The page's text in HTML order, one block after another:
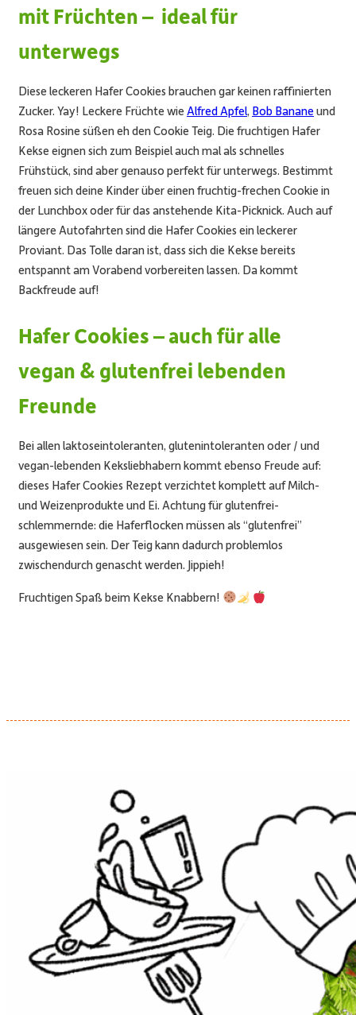
mit Früchten – ideal für
unterwegs
Diese leckeren Hafer Cookies brauchen gar keinen raffinierten
Zucker. Yay! Leckere Früchte wie Alfred Apfel, Bob Bananeund
Rosa Rosine süßen eh den Cookie Teig. Die fruchtigen Hafer
Kekse eignen sich zum Beispiel auch mal als schnelles
Frühstück, sind aber genauso perfekt für unterwegs. Bestimmt
freuen sich deine Kinder über einen fruchtig-frechen Cookie in
der Lunchbox oder für das anstehende Kita-Picknick. Auch auf
längere Autofahrten sind die Hafer Cookies ein leckerer
Proviant. Das Tolle daran ist, dass sich die Kekse bereits
entspannt am Vorabend vorbereiten lassen. Da kommt
Backfreude auf!
Hafer Cookies – auch für alle
vegan & glutenfrei lebenden
Freunde
Bei allen laktoseintoleranten, glutenintoleranten oder / und
vegan-lebenden Keksliebhabern kommt ebenso Freude auf:
dieses Hafer Cookies Rezept verzichtet komplett auf Milch-
und Weizenprodukte und Ei. Achtung für glutenfrei-
schlemmernde: die Haferflocken müssen als “glutenfrei”
ausgewiesen sein. Der Teig kann dadurch problemlos
zwischendurch genascht werden. Jippieh!
Fruchtigen Spaß beim Kekse Knabbern!